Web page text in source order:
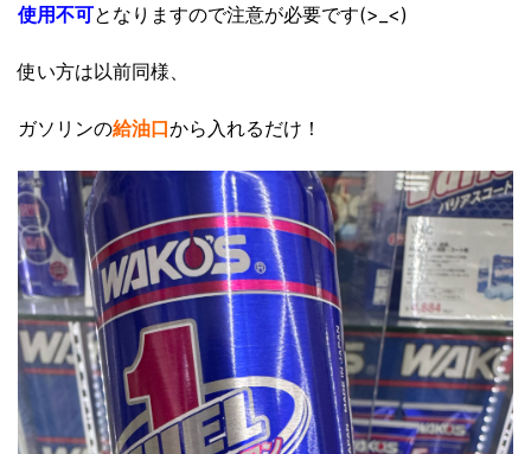
使用不可となりますので注意が必要です(>_<)
使い方は以前同様、
ガソリンの給油口から入れるだけ！